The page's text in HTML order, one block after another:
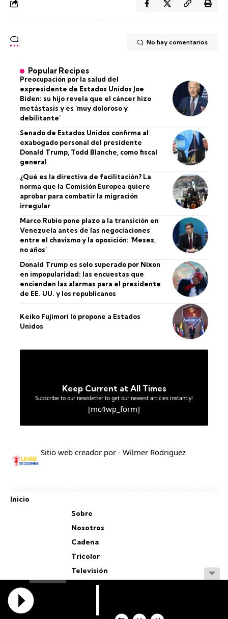
No hay comentarios
Popular Recipes
Preocupación por la salud del
expresidente de Estados Unidos Joe
Biden: su hijo revela que el cáncer hizo
metástasis y es ‘muy doloroso y
debilitante’
Senado de Estados Unidos confirma al
exabogado personal del presidente
Donald Trump, Todd Blanche, como fiscal
general
¿Qué es la directiva de facilitación? La
norma que la Comisión Europea quiere
aprobar para combatir la migración
irregular
Marco Rubio pone plazo a la transición en
Venezuela antes de las negociaciones
entre el chavismo y la oposición: ‘Meses,
no años’
Donald Trump es solo superado por Nixon
en impopularidad: las encuestas que
encienden las alarmas para el presidente
de EE. UU. y los republicanos
Keiko Fujimori lo propone a Estados
Unidos
Keep Current at All Times
Subscribe to our newsletter to get our newest articles instantly!
[mc4wp_form]
Sitio web creador por - Wilmer Rodriguez
Inicio
Sobre
Nosotros
Cadena
Tricolor
Televisión
Personal